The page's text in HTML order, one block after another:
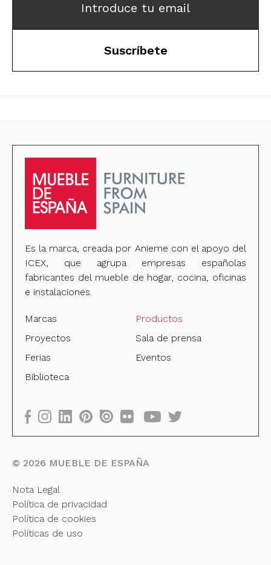
Introduce tu email
Suscríbete
Es la marca, creada por Anieme con el apoyo del
ICEX, que agrupa empresas españolas
fabricantes del mueble de hogar, cocina, oficinas
e instalaciones.
Marcas
Productos
Proyectos
Sala de prensa
Ferias
Eventos
Biblioteca
© 2026 MUEBLE DE ESPAÑA
Nota Legal
Política de privacidad
Política de cookies
Políticas de uso